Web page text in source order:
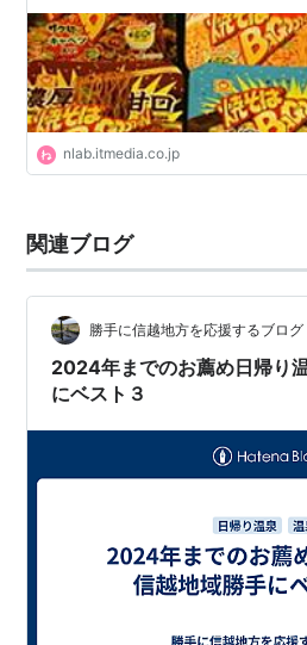
nlab.itmedia.co.jp
関連ブログ
勝手に信越地方を応援するブログ
2024年までのお薦め日帰り
にベスト３